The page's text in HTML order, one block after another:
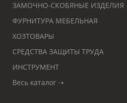
ЗАМОЧНО-СКОБЯНЫЕ ИЗДЕЛИЯ
ФУРНИТУРА МЕБЕЛЬНАЯ
ХОЗТОВАРЫ
СРЕДСТВА ЗАЩИТЫ ТРУДА
ИНСТРУМЕНТ
Весь каталог ➝